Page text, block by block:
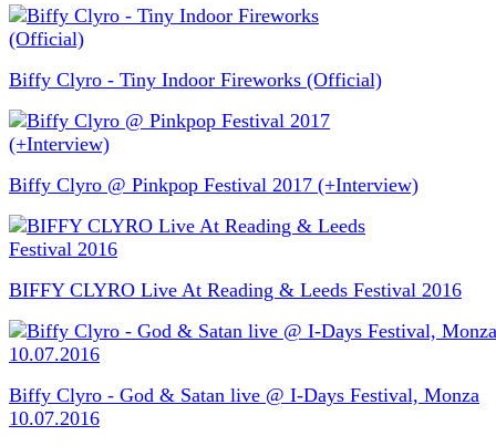
Biffy Clyro - Tiny Indoor Fireworks (Official)
Biffy Clyro @ Pinkpop Festival 2017 (+Interview)
BIFFY CLYRO Live At Reading & Leeds Festival 2016
Biffy Clyro - God & Satan live @ I-Days Festival, Monza
10.07.2016